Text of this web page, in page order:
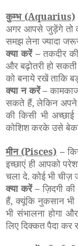
कुम्भ(Aquarius)
अगर आपसे जुड़ेंगे तो
समझ लेना ज्यादा
क्या करें – तकदीर
और बढ़ोतरी हो
को बनाये रखें ताकि
क्या न करें –
सकते हैं, लेकिन अपने
की किसी भी
कोशिश करके उसे
मीन(Pisces) –
इच्छाएं ही आपको
चला दे. कोई भी चीज़
क्या करें – ज़िदगी
हैं, क्यूंकि नुकसान भी
भी संभालना होगा
लिए दिक्कत पैदा कर